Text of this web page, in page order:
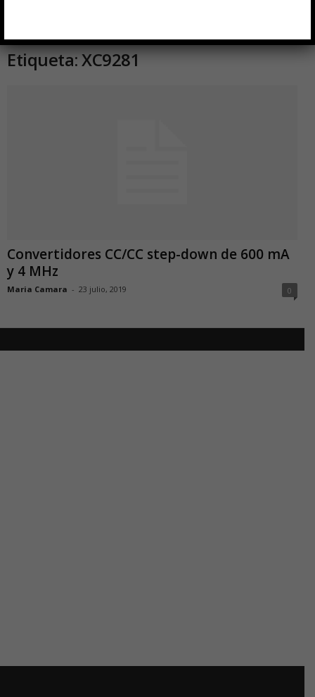
Etiqueta: XC9281
Convertidores CC/CC step-down de 600 mA
y 4 MHz
Maria Camara - 23 julio, 2019 0